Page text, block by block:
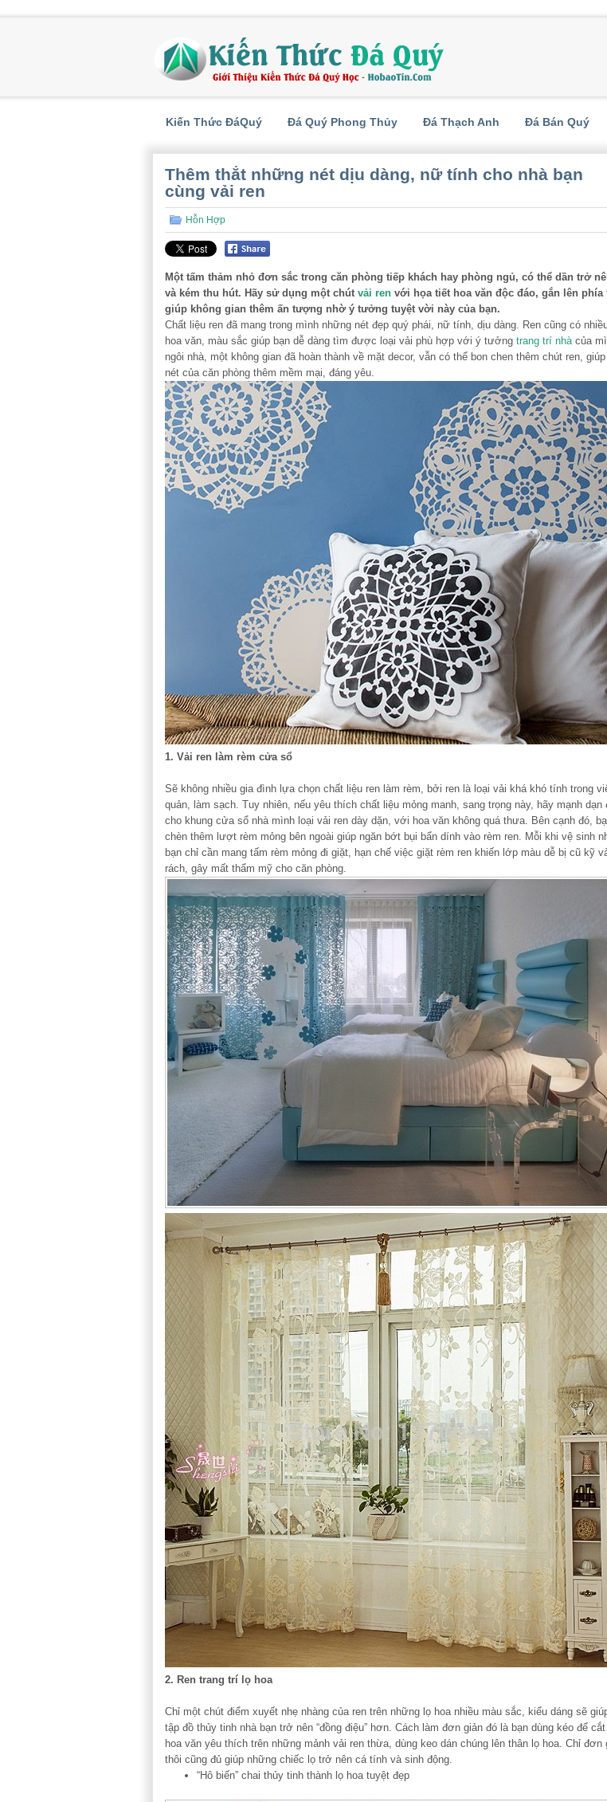
Kiến Thức ĐáQuý Đá Quý Phong Thủy Đá Thạch Anh Đá Bán Quý
Thêm thắt những nét dịu dàng, nữ tính cho nhà bạn
cùng vải ren
Hỗn Hợp
Một tấm thảm nhỏ đơn sắc trong căn phòng tiếp khách hay phòng ngủ, có thể dần trở
và kém thu hút. Hãy sử dụng một chút vải ren với họa tiết hoa văn độc đáo, gắn lên phía
giúp không gian thêm ấn tượng nhờ ý tưởng tuyệt vời này của bạn.
Chất liệu ren đã mang trong mình những nét đẹp quý phái, nữ tính, dịu dàng. Ren cũng có
hoa văn, màu sắc giúp bạn dễ dàng tìm được loại vải phù hợp với ý tưởng trang trí nhà của
ngôi nhà, một không gian đã hoàn thành về mặt decor, vẫn có thể bon chen thêm chút ren,
nét của căn phòng thêm mềm mại, đáng yêu.
1. Vải ren làm rèm cửa sổ
Sẽ không nhiều gia đình lựa chọn chất liệu ren làm rèm, bởi ren là loại vải khá khó tính trong
quản, làm sạch. Tuy nhiên, nếu yêu thích chất liệu mỏng manh, sang trọng này, hãy mạnh dạn
cho khung cửa sổ nhà mình loại vải ren dày dặn, với hoa văn không quá thưa. Bên cạnh đó,
chèn thêm lượt rèm mỏng bên ngoài giúp ngăn bớt bụi bẩn dính vào rèm ren. Mỗi khi vệ sinh
bạn chỉ cần mang tấm rèm mỏng đi giặt, hạn chế việc giặt rèm ren khiến lớp màu dễ bị cũ kỹ
rách, gây mất thẩm mỹ cho căn phòng.
2. Ren trang trí lọ hoa
Chỉ một chút điểm xuyết nhẹ nhàng của ren trên những lọ hoa nhiều màu sắc, kiểu dáng sẽ
tập đồ thủy tinh nhà bạn trở nên “đồng điệu” hơn. Cách làm đơn giản đó là bạn dùng kéo để
hoa văn yêu thích trên những mảnh vải ren thừa, dùng keo dán chúng lên thân lọ hoa. Chỉ đơn
thôi cũng đủ giúp những chiếc lọ trở nên cá tính và sinh động.
“Hô biến” chai thủy tinh thành lọ hoa tuyệt đẹp